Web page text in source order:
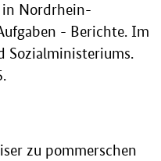
in Nordrhein-
- Berichte. Im
Sozialministeriums.
zu pommerschen